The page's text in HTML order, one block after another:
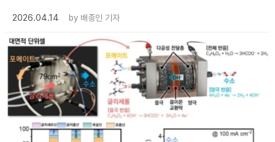
2026.04.14
by 배종인 기자